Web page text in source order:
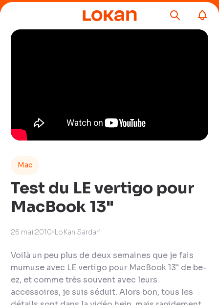
Mac
Test du LE vertigo pour
MacBook 13"
26 mai 2010 LoKan Sardari
Voilà un peu plus de deux semaines que je fais
mumuse avec LE vertigo pour MacBook 13" de be-
ez, et comme très souvent avec leurs
accessoires, je suis séduit. Alors bon, tous les